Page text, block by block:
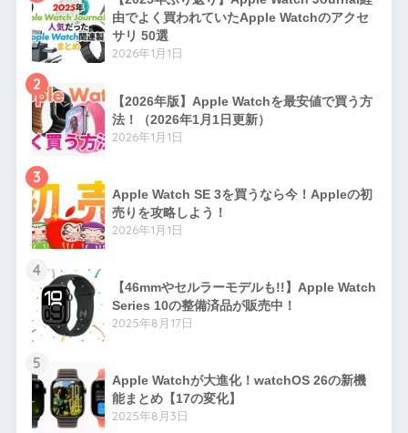
由でよく買われていたApple Watchのアクセ
サリ 50選
2026年1月1日
2
【2026年版】Apple Watchを最安値で買う方
法！（2026年1月1日更新）
2026年1月1日
3
Apple Watch SE 3を買うなら今！Appleの初
売りを攻略しよう！
2026年1月1日
4
【46mmやセルラーモデルも!!】Apple Watch
Series 10の整備済品が販売中！
2025年8月17日
5
Apple Watchが大進化！watchOS 26の新機
能まとめ【17の変化】
2025年8月3日